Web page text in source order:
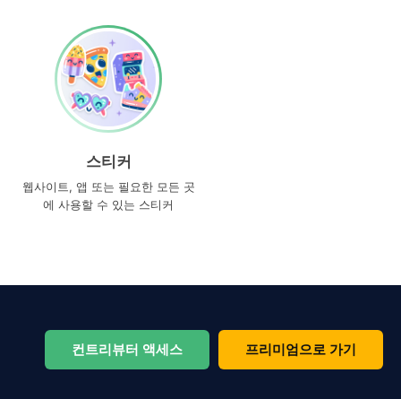
스티커
웹사이트, 앱 또는 필요한 모든 곳
에 사용할 수 있는 스티커
컨트리뷰터 액세스 프리미엄으로 가기